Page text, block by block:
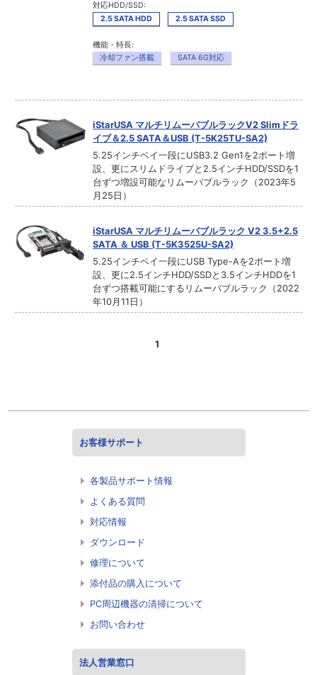
対応HDD/SSD:
2.5 SATA HDD
2.5 SATA SSD
機能・特長:
冷却ファン搭載
SATA 6G対応
iStarUSA マルチリムーバブルラックV2 Slimドラ
イブ＆2.5 SATA＆USB (T-5K25TU-SA2)
5.25インチベイ一段にUSB3.2 Gen1を2ポート増
設、更にスリムドライブと2.5インチHDD/SSDを1
台ずつ増設可能なリムーバブルラック（2023年5
月25日）
iStarUSA マルチリムーバブルラック V2 3.5+2.5
SATA ＆ USB (T-5K3525U-SA2)
5.25インチベイ一段にUSB Type-Aを2ポート増
設、更に2.5インチHDD/SSDと3.5インチHDDを1
台ずつ搭載可能にするリムーバブルラック（2022
年10月11日）
1
お客様サポート
各製品サポート情報
よくある質問
対応情報
ダウンロード
修理について
添付品の購入について
PC周辺機器の清掃について
お問い合わせ
法人営業窓口